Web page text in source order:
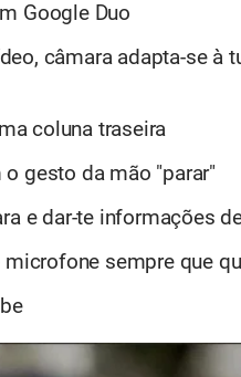
Google Duo
câmara adapta-se à
coluna traseira
gesto da mão "parar"
e dar-te informações
microfone sempre que